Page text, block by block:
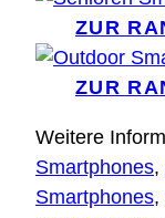
ZUR
ZUR
Weitere
Smartphones,
Smartphones,